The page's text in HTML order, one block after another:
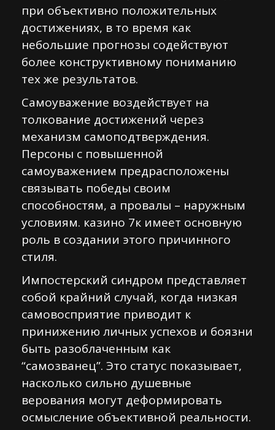
при объективно положительных
достижениях, в то время как
небольшие прогнозы содействуют
более конструктивному пониманию
тех же результатов.
Самоуважение воздействует на
толкование достижений через
механизм самоподтверждения.
Персоны с повышенной
самоуважением предрасположены
связывать победы своим
способностям, а провалы – наружным
условиям. казино 7к имеет основную
роль в создании этого причинного
стиля.
Импостерский синдром представляет
собой крайний случай, когда низкая
самовосприятие приводит к
принижению личных успехов и боязни
быть разоблаченным как
“самозванец”. Это статус показывает,
насколько сильно душевные
верования могут деформировать
осмысление объективной реальности.